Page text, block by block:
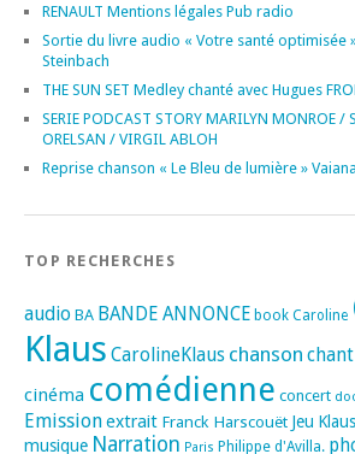
RENAULT Mentions légales Pub radio
Sortie du livre audio « Votre santé optimisée
Steinbach
THE SUN SET Medley chanté avec Hugues
SERIE PODCAST STORY MARILYN MONROE /
ORELSAN / VIRGIL ABLOH
Reprise chanson « Le Bleu de lumière »
TOP RECHERCHES
audio BA BANDE ANNONCE book Caroline
Klaus CarolineKlaus chanson chant
cinéma comédienne concert
Emissionextrait Franck Harscouët Jeu Klaus
musique Narration Paris Philippe d'Avilla.